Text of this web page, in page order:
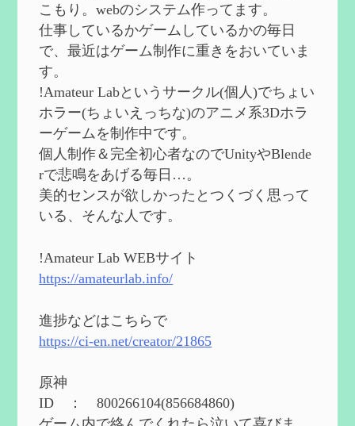
第５７回 アチーブメント「対決者・１」
を手に入れたい
を作成
2024/09/02
第５６回 ムアラニの簡易解説と使用感な
ど【0~1凸】
2024/08/11
第５５回 【無凸無モチ】エミリエを使っ
てみた感想を作成
2024/06/26
第４９回 フリーナの簡易性能紹介とテン
ションについての検証を更新
2024/05/12
能と3凸までを更新
2024/05/11
eを3BBB化してみた
2024/04/26
能と3凸まで
2024/04/03
第４８回 ヌヴィレットの性能と凸比較
こもり。webのシステム作ってます。
仕事しているかゲームしているかの毎日
で、最近はゲーム制作に重きをおいていま
す。
!Amateur Labというサークル(個人)でちょい
ホラー(ちょいえっちな)のアニメ系3Dホラ
ーゲームを制作中です。
個人制作＆完全初心者なのでUnityやBlende
rで悲鳴をあげる毎日…。
美的センスが欲しかったとつくづく思って
いる、そんな人です。
!Amateur Lab WEBサイト
https://amateurlab.info/
進捗などはこちらで
https://ci-en.net/creator/21865
原神
ID ： 800266104(856684860)